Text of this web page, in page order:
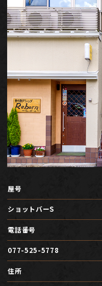
屋号
ショットバーS
電話番号
077-525-5778
住所